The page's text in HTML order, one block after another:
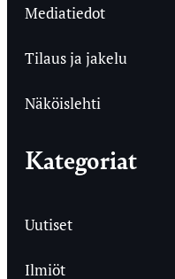
Mediatiedot
Tilaus ja jakelu
Näköislehti
Kategoriat
Uutiset
Ilmiöt